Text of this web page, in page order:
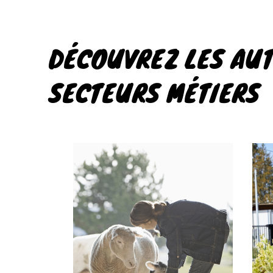
DÉCOUVREZ LES
SECTEURS MÉTIERS